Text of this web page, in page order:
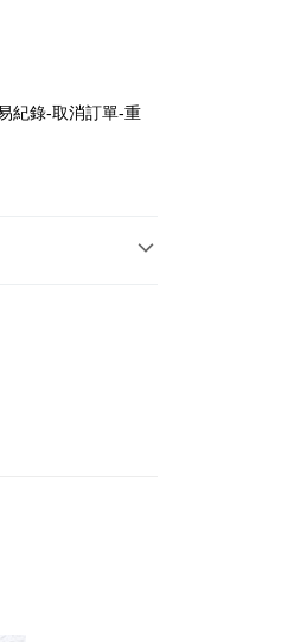
帯電話認証ウィン
の住所に配送されま
。
めてから、SMSま
紀錄-取消訂單-重